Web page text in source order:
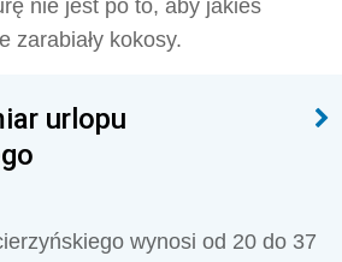
nie jest po to, aby jakieś
zarabiały kokosy.
urlopu
wynosi od 20 do 37